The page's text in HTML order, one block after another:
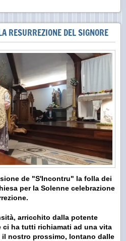
RESURREZIONE DEL SIGNORE
de "S'Incontru" la folla dei
per la Solenne celebrazione
arricchito dalla potente
ci ha tutti richiamati ad una vita
il nostro prossimo, lontano dalle